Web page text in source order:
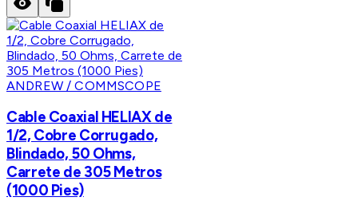
ANDREW / COMMSCOPE
Cable Coaxial HELIAX de
1/2, Cobre Corrugado,
Blindado, 50 Ohms,
Carrete de 305 Metros
(1000 Pies)